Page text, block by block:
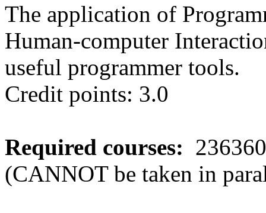
The application of
Human-computer
useful programmer tools.
Credit points: 3.0
Required courses:
(CANNOT be taken in